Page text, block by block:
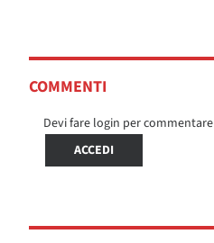
COMMENTI
Devi fare login per commentare
ACCEDI